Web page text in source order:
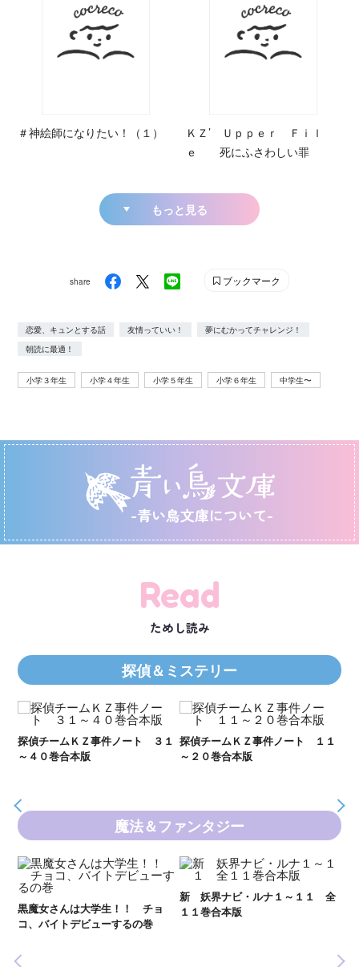
＃神絵師になりたい！（１）
ＫＺ’ Ｕｐｐｅｒ Ｆｉｌ
ｅ 死にふさわしい罪
もっと見る
share ブックマーク
恋愛、キュンとする話 友情っていい！
夢にむかってチャレンジ！
朝読に最適！
小学３年生 小学４年生 小学５年生 小学６年生 中学生〜
-青い鳥文庫について-
Read
ためし読み
探偵＆ミステリー
探偵チームＫＺ事件ノート ３１
～４０巻合本版
探偵チームＫＺ事件ノート １１
～２０巻合本版
魔法＆ファンタジー
黒魔女さんは大学生！！ チョ
コ、バイトデビューするの巻
新 妖界ナビ・ルナ１～１１ 全
１１巻合本版